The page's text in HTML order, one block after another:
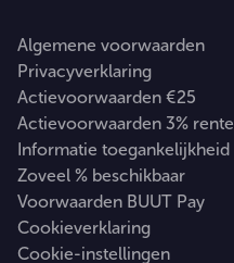
Algemene voorwaarden
Privacyverklaring
Actievoorwaarden €25
Actievoorwaarden 3% rente
Informatie toegankelijkheid
Zoveel % beschikbaar
Voorwaarden BUUT Pay
Cookieverklaring
Cookie-instellingen